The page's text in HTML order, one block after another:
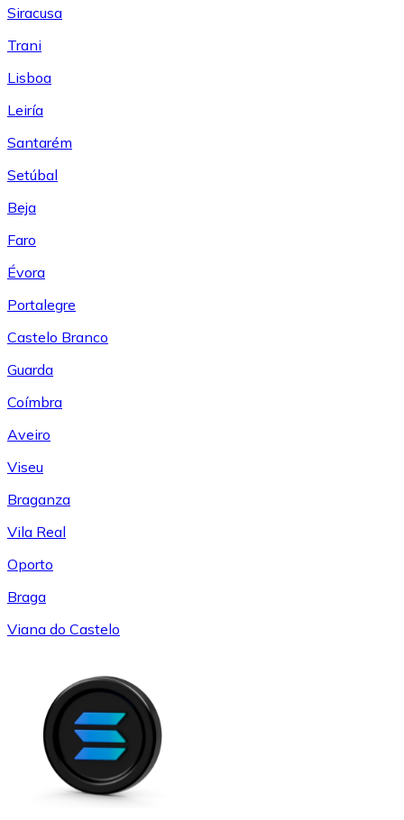
Siracusa
Trani
Lisboa
Leiría
Santarém
Setúbal
Beja
Faro
Évora
Portalegre
Castelo Branco
Guarda
Coímbra
Aveiro
Viseu
Braganza
Vila Real
Oporto
Braga
Viana do Castelo